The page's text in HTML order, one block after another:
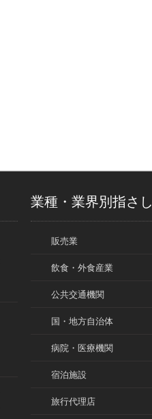
業種・業界別指さ
販売業
飲食・外食産業
公共交通機関
国・地方自治体
病院・医療機関
宿泊施設
旅行代理店